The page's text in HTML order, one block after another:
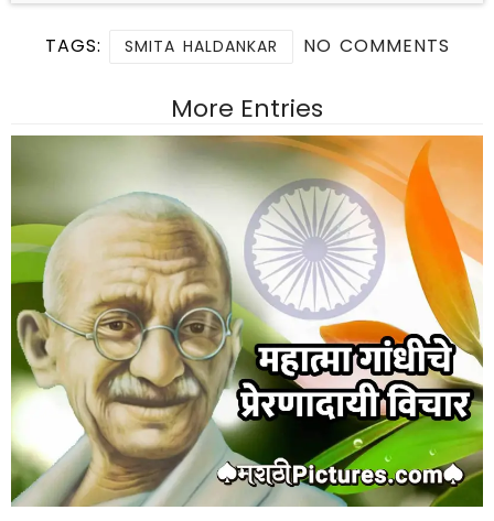
TAGS: SMITA HALDANKAR NO COMMENTS
More Entries